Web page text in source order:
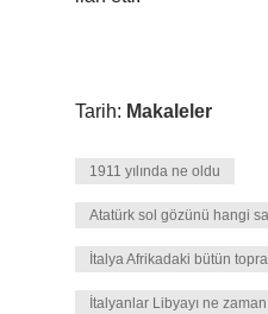
Tarih: Makaleler
1911 yılında ne oldu
Atatürk sol gözünü hangi
İtalya Afrikadaki bütün
İtalyanlar Libyayı ne